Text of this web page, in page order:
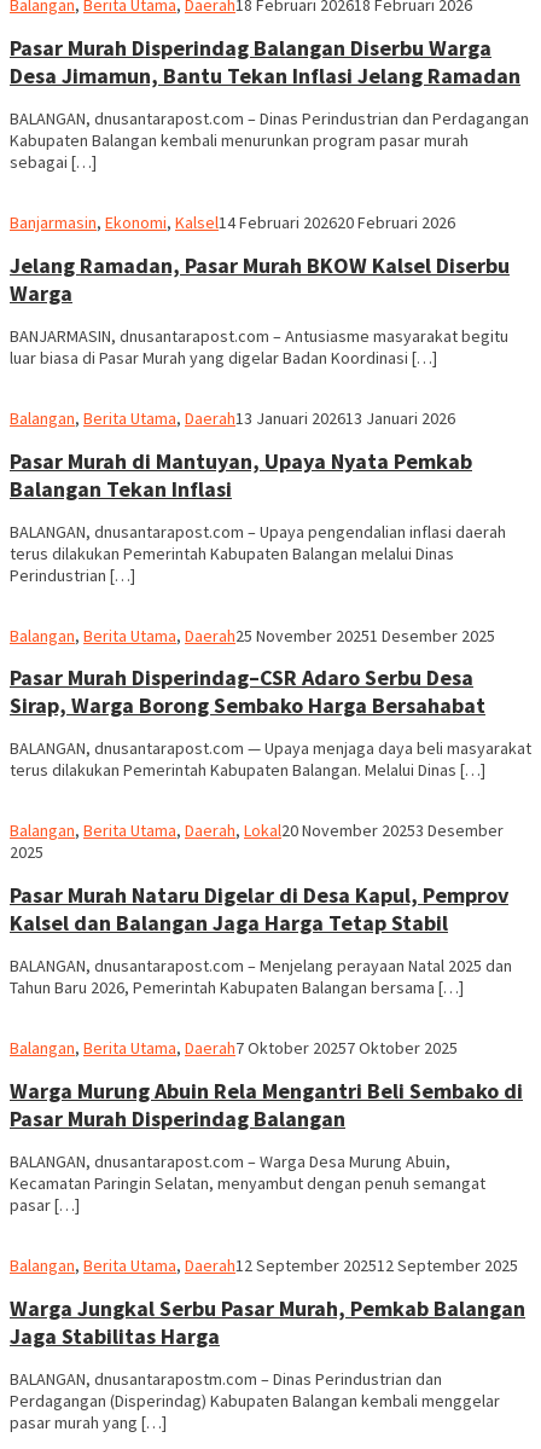
Balangan, Berita Utama, Daerah18 Februari 202618 Februari 2026
Pasar Murah Disperindag Balangan Diserbu Warga
Desa Jimamun, Bantu Tekan Inflasi Jelang Ramadan
BALANGAN, dnusantarapost.com – Dinas Perindustrian dan Perdagangan
Kabupaten Balangan kembali menurunkan program pasar murah
sebagai […]
Banjarmasin, Ekonomi, KalselRedaksi
14 Februari 202620 Februari 2026
Jelang Ramadan, Pasar Murah BKOW Kalsel Diserbu
Warga
BANJARMASIN, dnusantarapost.com – Antusiasme masyarakat begitu
luar biasa di Pasar Murah yang digelar Badan Koordinasi […]
Balangan, Berita Utama, DaerahM.
13 Januari 202613 Januari 2026
Pasar Murah di Mantuyan, Upaya Nyata Pemkab
Balangan Tekan Inflasi
BALANGAN, dnusantarapost.com – Upaya pengendalian inflasi daerah
terus dilakukan Pemerintah Kabupaten Balangan melalui Dinas
Perindustrian […]
Balangan, Berita Utama, DaerahM.
25 November 20251 Desember 2025
Pasar Murah Disperindag–CSR Adaro Serbu Desa
Sirap, Warga Borong Sembako Harga Bersahabat
BALANGAN, dnusantarapost.com — Upaya menjaga daya beli masyarakat
terus dilakukan Pemerintah Kabupaten Balangan. Melalui Dinas […]
Balangan, Berita Utama, Daerah, LokalM.
20 November 20253 Desember
2025
Pasar Murah Nataru Digelar di Desa Kapul, Pemprov
Kalsel dan Balangan Jaga Harga Tetap Stabil
BALANGAN, dnusantarapost.com – Menjelang perayaan Natal 2025 dan
Tahun Baru 2026, Pemerintah Kabupaten Balangan bersama […]
Balangan, Berita Utama, DaerahM.
7 Oktober 20257 Oktober 2025
Warga Murung Abuin Rela Mengantri Beli Sembako di
Pasar Murah Disperindag Balangan
BALANGAN, dnusantarapost.com – Warga Desa Murung Abuin,
Kecamatan Paringin Selatan, menyambut dengan penuh semangat
pasar […]
Balangan, Berita Utama, DaerahM.
12 September 202512 September 2025
Warga Jungkal Serbu Pasar Murah, Pemkab Balangan
Jaga Stabilitas Harga
BALANGAN, dnusantarapostm.com – Dinas Perindustrian dan
Perdagangan (Disperindag) Kabupaten Balangan kembali menggelar
pasar murah yang […]